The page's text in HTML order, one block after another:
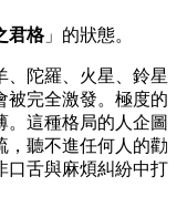
君格」的狀態。
、陀羅、火星、鈴星
被完全激發。極度的
。這種格局的人企圖
，聽不進任何人的勸
口舌與麻煩糾紛中打